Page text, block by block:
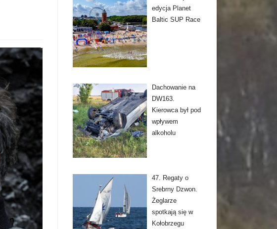
edycja Planet
Baltic SUP Race
Dachowanie na
DW163.
Kierowca był pod
wpływem
alkoholu
47. Regaty o
Srebrny Dzwon.
Żeglarze
spotkają się w
Kołobrzegu